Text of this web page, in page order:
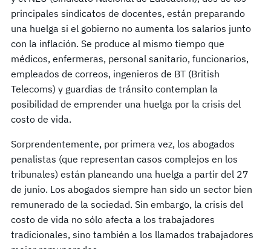
principales sindicatos de docentes, están preparando
una huelga si el gobierno no aumenta los salarios junto
con la inflación. Se produce al mismo tiempo que
médicos, enfermeras, personal sanitario, funcionarios,
empleados de correos, ingenieros de BT (British
Telecoms) y guardias de tránsito contemplan la
posibilidad de emprender una huelga por la crisis del
costo de vida.
Sorprendentemente, por primera vez, los abogados
penalistas (que representan casos complejos en los
tribunales) están planeando una huelga a partir del 27
de junio. Los abogados siempre han sido un sector bien
remunerado de la sociedad. Sin embargo, la crisis del
costo de vida no sólo afecta a los trabajadores
tradicionales, sino también a los llamados trabajadores